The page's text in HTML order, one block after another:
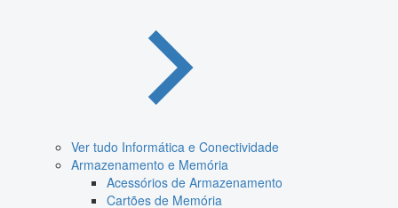
Ver tudo Informática e Conectividade
Armazenamento e Memória
Acessórios de Armazenamento
Cartões de Memória